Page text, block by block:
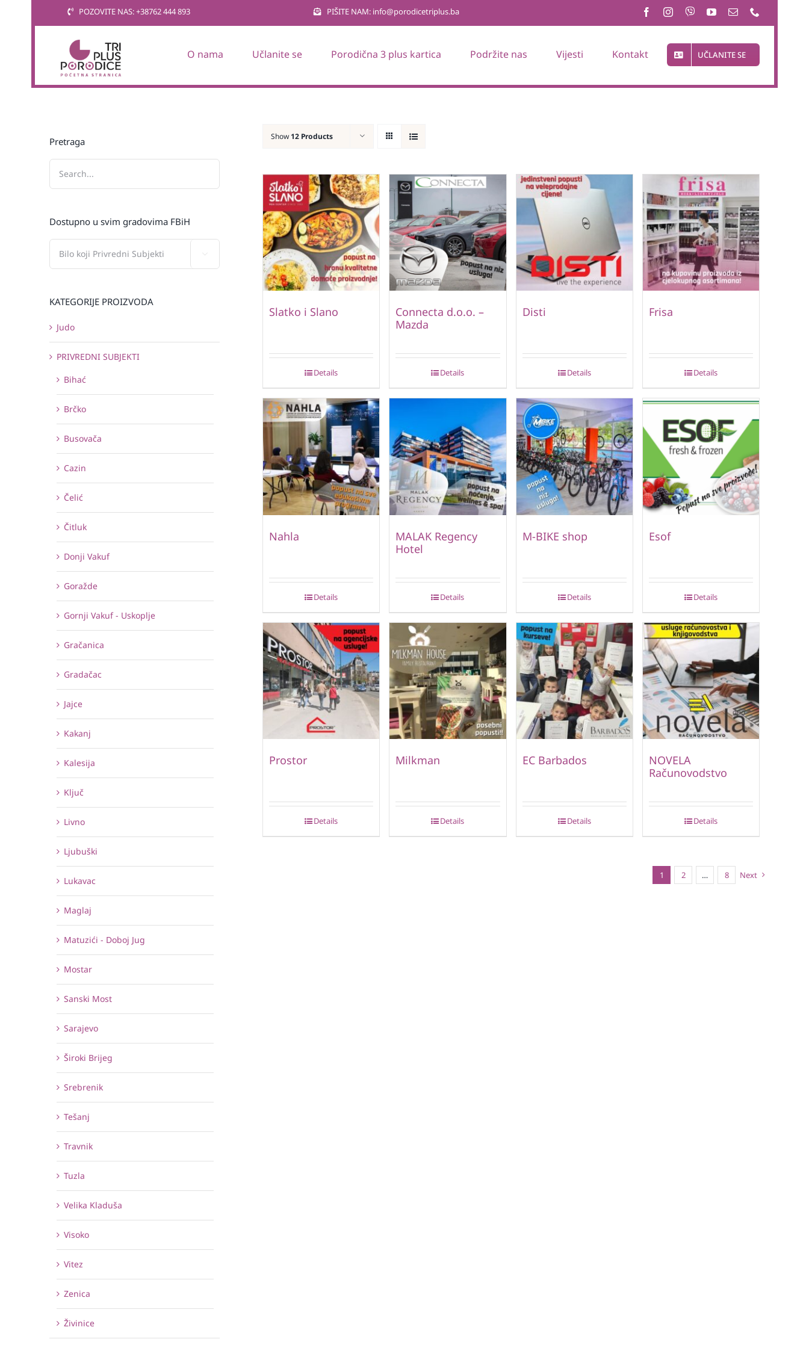
POZOVITE NAS: +38762 444 893 PIŠITE NAM: info@porodicetriplus.ba
O nama Učlanite se Porodična 3 plus kartica Podržite nas Vijesti Kontakt UČLANITE SE
Show 12 Products
Slatko i Slano
Details
Connecta d.o.o. –
Mazda
Details
Disti
Details
Frisa
Details
Nahla
Details
MALAK Regency
Hotel
Details
M-BIKE shop
Details
Esof
Details
Prostor
Details
Milkman
Details
EC Barbados
Details
NOVELA
Računovodstvo
Details
1 2 … 8 Next
Pretraga
Dostupno u svim gradovima FBiH
KATEGORIJE PROIZVODA
Judo
PRIVREDNI SUBJEKTI
Bihać
Brčko
Busovača
Cazin
Čelić
Čitluk
Donji Vakuf
Goražde
Gornji Vakuf - Uskoplje
Gračanica
Gradačac
Jajce
Kakanj
Kalesija
Ključ
Livno
Ljubuški
Lukavac
Maglaj
Matuzići - Doboj Jug
Mostar
Sanski Most
Sarajevo
Široki Brijeg
Srebrenik
Tešanj
Travnik
Tuzla
Velika Kladuša
Visoko
Vitez
Zenica
Živinice